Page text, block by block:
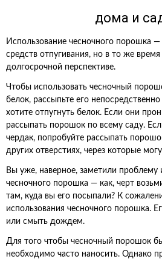
дома и
Использование чесночного порошка
средств отпугивания, но в то же
долгосрочной перспективе.
Чтобы использовать чесночный
белок, рассыпьте его
хотите отпугнуть белок. Если они
рассыпать порошок по всему саду.
чердак, попробуйте рассыпать
других отверстиях, через которые
Вы уже, наверное, заметили проблему
чесночного порошка — как, черт
там, куда вы его посыпали? К
использования чесночного порошка.
или смыть дождем.
Для того чтобы чесночный порошок
необходимо часто наносить. Однако